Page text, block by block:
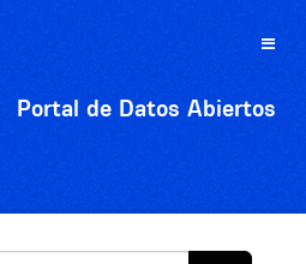
Toggle
Portal de Datos Abiertos